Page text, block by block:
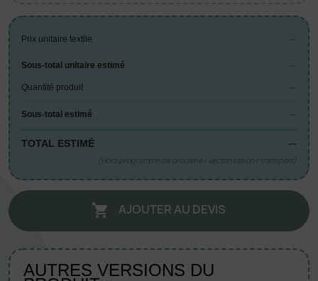
Prix unitaire textile --
Sous-total unitaire estimé --
Quantité produit --
Sous-total estimé --
TOTAL ESTIMÉ --
(Hors programme de broderie / vectorisation / transport)
 AJOUTER AU DEVIS
AUTRES VERSIONS DU